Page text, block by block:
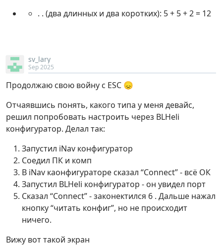
. . (два длинных и два коротких): 5 + 5 + 2 = 12
sv_lary
Sep 2025
Продолжаю свою войну с ESC 😞
Отчаявшись понять, какого типа у меня девайс,
решил попробовать настроить через BLHeli
конфигуратор. Делал так:
Запустил iNav конфигуратор
Соедил ПК и комп
В iNav каонфигураторе сказал “Connect” - всё ОК
Запустил BLHeli конфигуратор - он увидел порт
Сказал “Connect” - законектился 6 . Дальше нажал
кнопку “читать конфиг”, но не происходит
ничего.
Вижу вот такой экран